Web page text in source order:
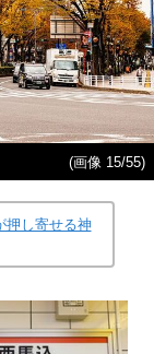
(画像 15/55)
押し寄せる神